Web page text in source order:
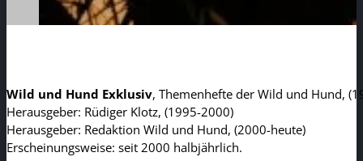
Wild und Hund Exklusiv, Themenhefte der Wild und Hund,
Herausgeber: Rüdiger Klotz, (1995-2000)
Herausgeber: Redaktion Wild und Hund, (2000-heute)
Erscheinungsweise: seit 2000 halbjährlich.